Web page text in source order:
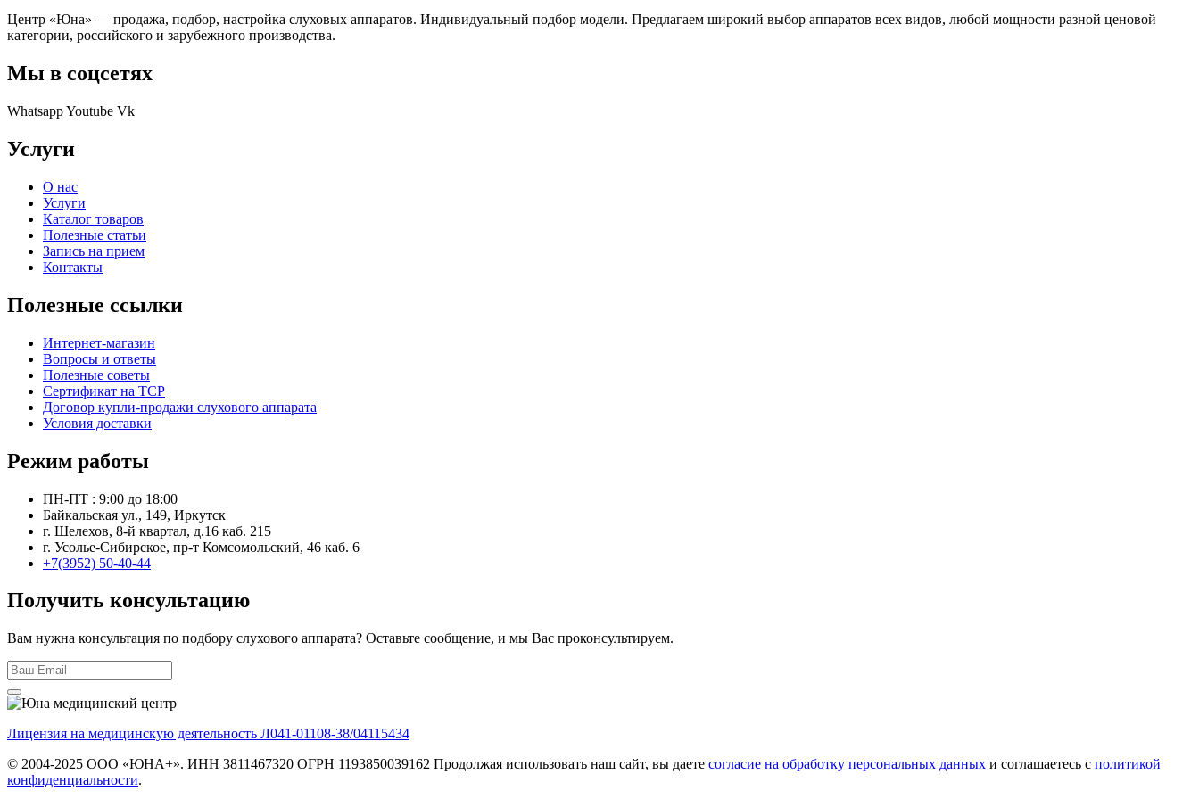
Центр «Юна» — продажа, подбор, настройка слуховых аппаратов. Индивидуальный подбор модели. Предлагаем широкий выбор аппаратов всех видов, любой мощности разной ценовой
категории, российского и зарубежного производства.
Мы в соцсетях
WhatsappYoutube Vk
Услуги
О нас
Услуги
Каталог товаров
Полезные статьи
Запись на прием
Контакты
Полезные ссылки
Интернет-магазин
Вопросы и ответы
Полезные советы
Сертификат на ТСР
Договор купли-продажи слухового аппарата
Условия доставки
Режим работы
ПН-ПТ : 9:00 до 18:00
Байкальская ул., 149, Иркутск
г. Шелехов, 8-й квартал, д.16 каб. 215
г. Усолье-Сибирское, пр-т Комсомольский, 46 каб. 6
+7(3952) 50-40-44
Получить консультацию
Вам нужна консультация по подбору слухового аппарата? Оставьте сообщение, и мы Вас проконсультируем.
Лицензия на медицинскую деятельность Л041-01108-38/04115434
© 2004-2025 ООО «ЮНА+». ИНН 3811467320 ОГРН 1193850039162 Продолжая использовать наш сайт, вы даете согласие на обработку персональных данных и соглашаетесь с политикой
конфиденциальности.